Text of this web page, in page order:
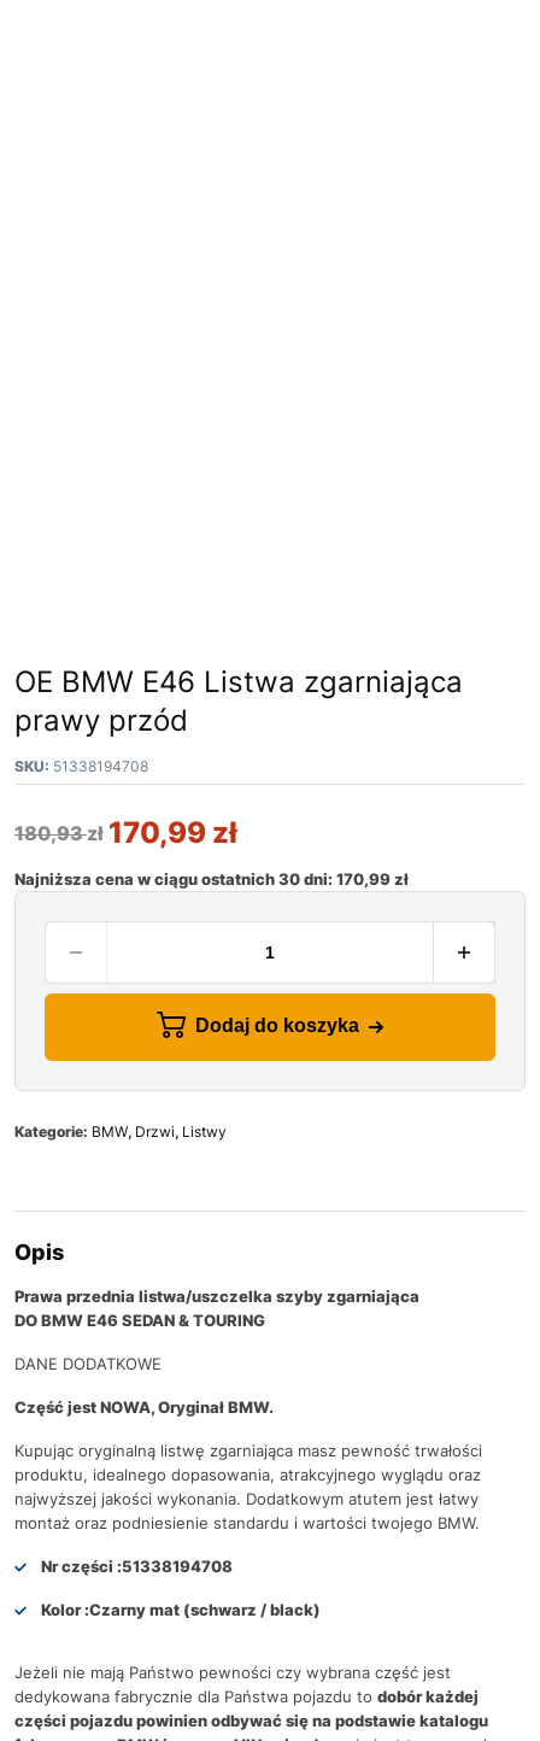
OE BMW E46 Listwa zgarniająca
prawy przód
SKU: 51338194708
180,93zł 170,99 zł
Najniższa cena w ciągu ostatnich 30 dni: 170,99zł
Dodaj do koszyka
Kategorie: BMW, Drzwi, Listwy
Opis
Prawa przednia listwa/uszczelka szyby zgarniająca
DO BMW E46 SEDAN & TOURING
DANE DODATKOWE
Część jest NOWA, Oryginał BMW.
Kupując oryginalną listwę zgarniająca masz pewność trwałości
produktu, idealnego dopasowania, atrakcyjnego wyglądu oraz
najwyższej jakości wykonania. Dodatkowym atutem jest łatwy
montaż oraz podniesienie standardu i wartości twojego BMW.
Nr części :51338194708
Kolor :Czarny mat (schwarz / black)
Jeżeli nie mają Państwo pewności czy wybrana część jest
dedykowana fabrycznie dla Państwa pojazdu to dobór każdej
części pojazdu powinien odbywać się na podstawie katalogu